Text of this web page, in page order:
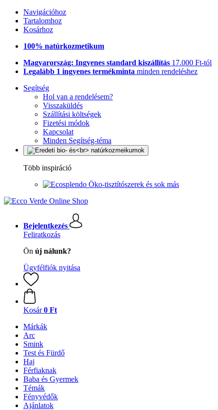
Navigációhoz
Tartalomhoz
Kosárhoz
100% natúrkozmetikum
Magyarország: Ingyenes standard kiszállítás 17.000 Ft-tól
Legalább 1 ingyenes termékminta minden rendeléshez
Segítség
Hol van a rendelésem?
Visszaküldés
Szállítási költségek
Fizetési módok
Kapcsolat
Minden Segítség-téma
Több inspiráció
Öko-tisztítószerek és sok más
Bejelentkezés
Feliratkozás
Ön új nálunk?
Ügyfélfiók nyitása
Kosár 0 Ft
Márkák
Arc
Smink
Test és Fürdő
Haj
Férfiaknak
Baba és Gyermek
Témák
Fényvédők
Ajánlatok